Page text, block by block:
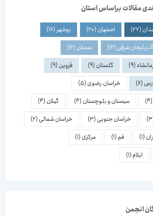
براساس استان
(27) اصفهان(20) بوشهر(16)
شرقی(12) سمنان(12)
(9) گلستان(9) قزوین(9)
(6) خراسان رضوی(5)
سیستان و بلوچستان(4) گیلان(4)
خراسان جنوبی(3) خراسان شمالی(2)
(1) مرکزی(1)
ایلام(1)